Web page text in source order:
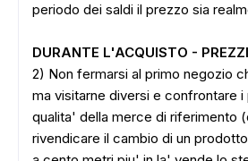
periodo dei saldi il prezzo sia
DURANTE L'ACQUISTO - PREZZI
2) Non fermarsi al primo negozio
ma visitarne diversi e confrontare
qualita' della merce di riferimento
rivendicare il cambio di un